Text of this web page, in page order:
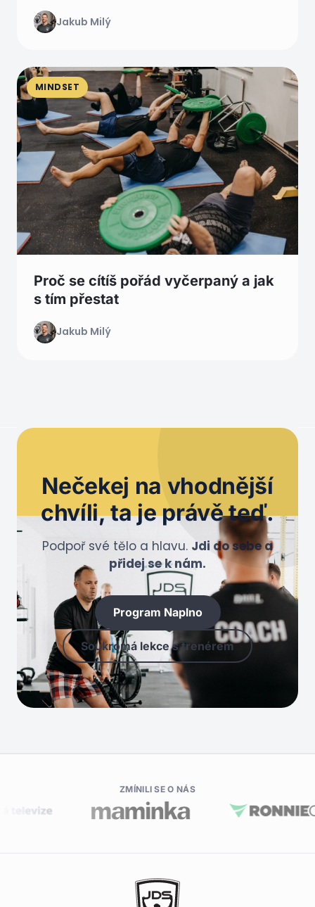
Jakub Milý
MINDSET
Proč se cítíš pořád vyčerpaný a jak
s tím přestat
Jakub Milý
Nečekej na vhodnější
chvíli, ta je právě teď.
Podpoř své tělo a hlavu. Jdi do sebe a
přidej se k nám.
Program Naplno
Soukromá lekce s trenérem
ZMÍNILI SE O NÁS